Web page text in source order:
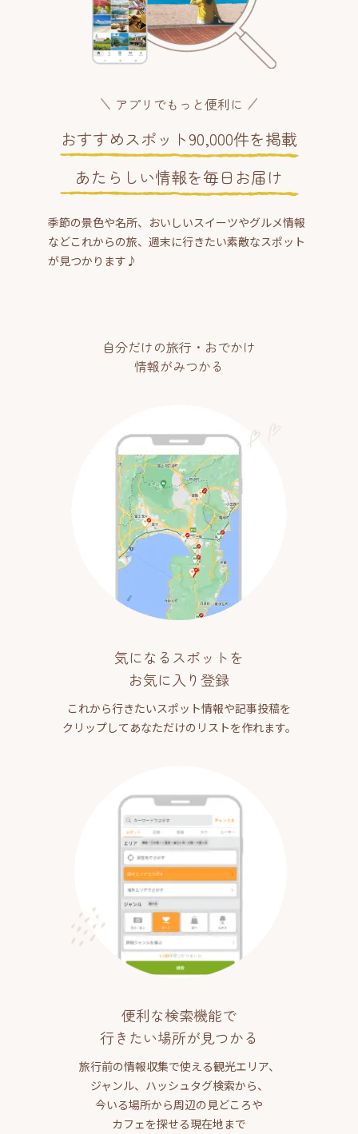
アプリでもっと便利に
おすすめスポット90,000件を掲載
あたらしい情報を毎日お届け
季節の景色や名所、おいしいスイーツやグルメ情報
などこれからの旅、週末に行きたい素敵なスポット
が見つかります♪
自分だけの旅行・おでかけ
情報がみつかる
気になるスポットを
お気に入り登録
これから行きたいスポット情報や記事投稿を
クリップしてあなただけのリストを作れます。
便利な検索機能で
行きたい場所が見つかる
旅行前の情報収集で使える観光エリア、
ジャンル、ハッシュタグ検索から、
今いる場所から周辺の見どころや
カフェを探せる現在地まで